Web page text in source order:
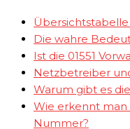
Übersichtstabelle
Die wahre
Ist die 01551
Netzbetreiber
Warum gibt es die
Wie erkennt man
Nummer?